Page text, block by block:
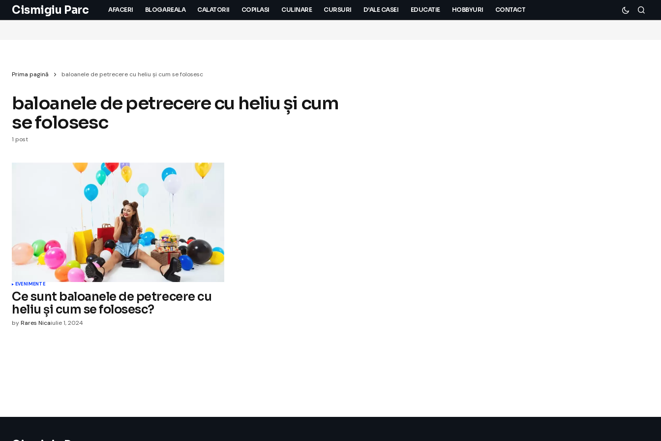
Cismigiu Parc AFACERI BLOGAREALA CALATORII COPILASI CULINARE CURSURI D’ALE CASEI EDUCATIE HOBBYURI CONTACT
Prima pagină baloanele de petrecere cu heliu și cum se folosesc
baloanele de petrecere cu heliu și cum
se folosesc
1 post
EVENIMENTE
Ce sunt baloanele de petrecere cu
heliu și cum se folosesc?
byRares Nicaiulie 1, 2024